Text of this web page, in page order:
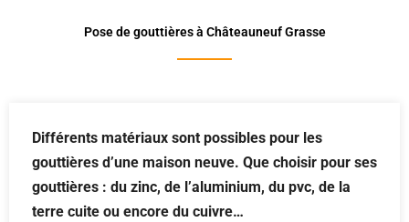
Pose de gouttières à Châteauneuf Grasse
Différents matériaux sont possibles pour les
gouttières d’une maison neuve. Que choisir pour ses
gouttières : du zinc, de l’aluminium, du pvc, de la
terre cuite ou encore du cuivre…